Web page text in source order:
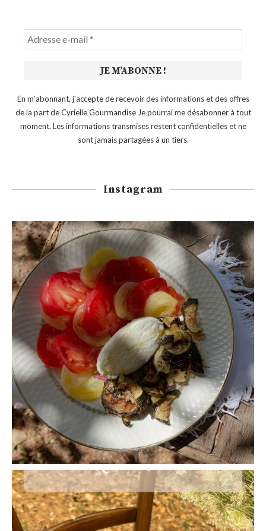
En m’abonnant, j'accepte de recevoir des informations et des offres
de la part de Cyrielle Gourmandise Je pourrai me désabonner à tout
moment. Les informations transmises restent confidentielles et ne
sont jamais partagées à un tiers.
Instagram